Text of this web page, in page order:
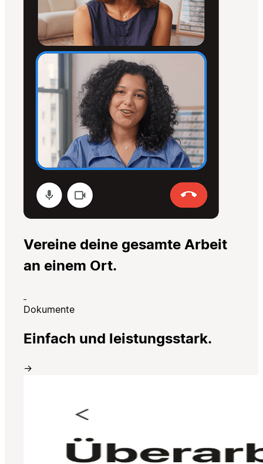
Vereine deine gesamte Arbeit
an einem Ort.
Dokumente
Einfach und leistungsstark.
→